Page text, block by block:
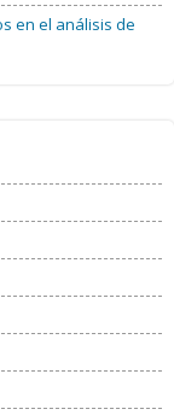
en el análisis de